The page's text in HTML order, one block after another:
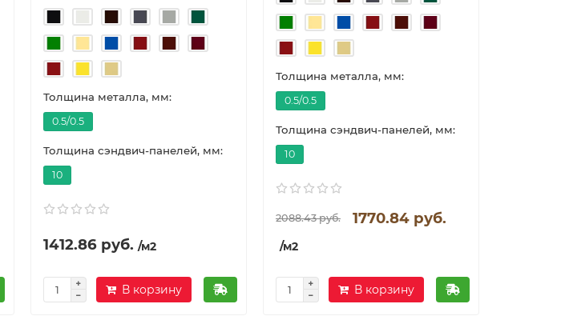
Толщина металла, мм:
0.5/0.5
Толщина сэндвич-панелей, мм:
10
1412.86 руб. /м2
В корзину
Толщина металла, мм:
0.5/0.5
Толщина сэндвич-панелей, мм:
10
2088.43 руб. 1770.84 руб.
/м2
В корзину